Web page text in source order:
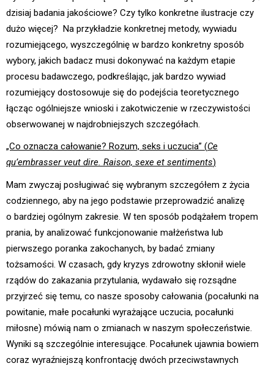
dzisiaj badania jakościowe? Czy tylko konkretne ilustracje czy
dużo więcej? Na przykładzie konkretnej metody, wywiadu
rozumiejącego, wyszczególnię w bardzo konkretny sposób
wybory, jakich badacz musi dokonywać na każdym etapie
procesu badawczego, podkreślając, jak bardzo wywiad
rozumiejący dostosowuje się do podejścia teoretycznego
łącząc ogólniejsze wnioski i zakotwiczenie w rzeczywistości
obserwowanej w najdrobniejszych szczegółach.
„Co oznacza całowanie? Rozum, seks i uczucia” (Ce
qu’embrasser veut dire. Raison, sexe et sentiments)
Mam zwyczaj posługiwać się wybranym szczegółem z życia
codziennego, aby na jego podstawie przeprowadzić analizę
o bardziej ogólnym zakresie. W ten sposób podążałem tropem
prania, by analizować funkcjonowanie małżeństwa lub
pierwszego poranka zakochanych, by badać zmiany
tożsamości. W czasach, gdy kryzys zdrowotny skłonił wiele
rządów do zakazania przytulania, wydawało się rozsądne
przyjrzeć się temu, co nasze sposoby całowania (pocałunki na
powitanie, małe pocałunki wyrażające uczucia, pocałunki
miłosne) mówią nam o zmianach w naszym społeczeństwie.
Wyniki są szczególnie interesujące. Pocałunek ujawnia bowiem
coraz wyraźniejszą konfrontację dwóch przeciwstawnych